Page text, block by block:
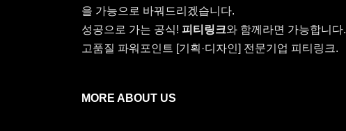
을 가능으로 바꿔드리겠습니다.
성공으로 가는 공식! 피티링크와 함께라면 가능합니다.
고품질 파워포인트 [기획·디자인] 전문기업 피티링크.
MORE ABOUT US